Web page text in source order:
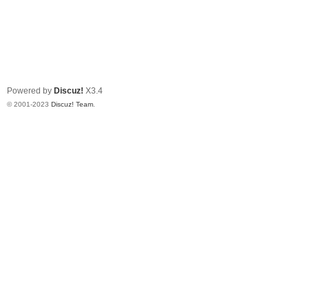
Powered by Discuz! X3.4
© 2001-2023 Discuz! Team